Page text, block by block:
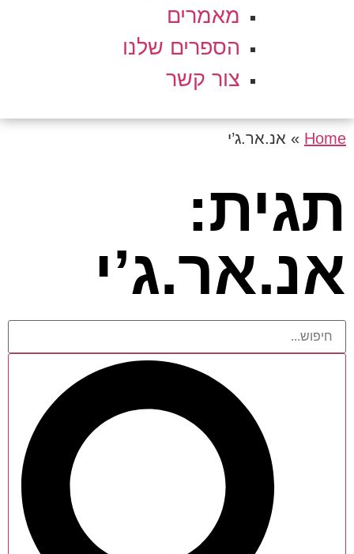
מאמרים
הספרים שלנו
צור קשר
Home
» אנ.אר.ג’י
תגית:
אנ.אר.ג’י